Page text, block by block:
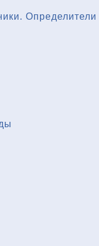
Определители